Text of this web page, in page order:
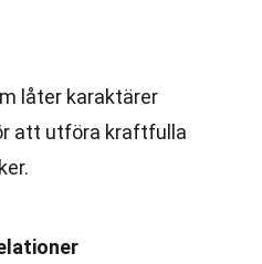
låter karaktärer
att utföra kraftfulla